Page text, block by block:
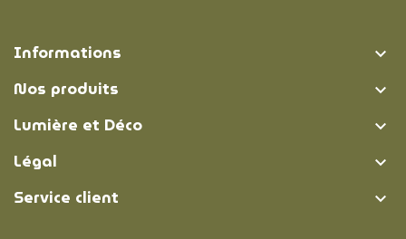
Informations 
Nos produits 
Lumière et Déco 
Légal 
Service client 